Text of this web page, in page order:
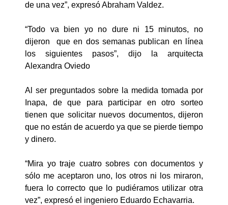
de una vez”, expresó Abraham Valdez.
“Todo va bien yo no dure ni 15 minutos, no
dijeron que en dos semanas publican en línea
los siguientes pasos”, dijo la arquitecta
Alexandra Oviedo
Al ser preguntados sobre la medida tomada por
Inapa, de que para participar en otro sorteo
tienen que solicitar nuevos documentos, dijeron
que no están de acuerdo ya que se pierde tiempo
y dinero.
“Mira yo traje cuatro sobres con documentos y
sólo me aceptaron uno, los otros ni los miraron,
fuera lo correcto que lo pudiéramos utilizar otra
vez”, expresó el ingeniero Eduardo Echavarria.